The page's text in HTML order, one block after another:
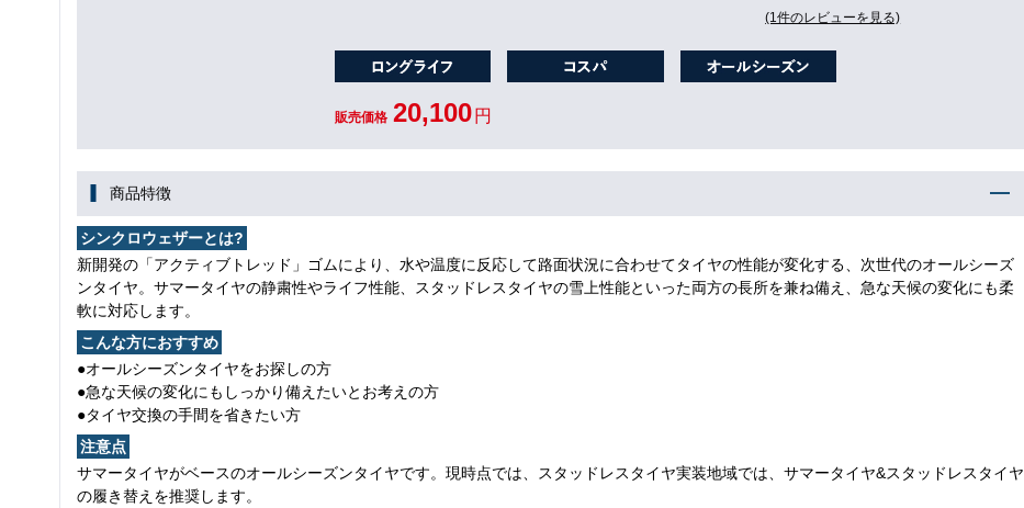
(1件のレビューを見る)
販売価格 20,100 円
商品特徴
シンクロウェザーとは?
新開発の「アクティブトレッド」ゴムにより、水や温度に反応して路面状況に合わせてタイヤの性能が変化する、次世代のオールシーズ
ンタイヤ。サマータイヤの静粛性やライフ性能、スタッドレスタイヤの雪上性能といった両方の長所を兼ね備え、急な天候の変化にも柔
軟に対応します。
こんな方におすすめ
●オールシーズンタイヤをお探しの方
●急な天候の変化にもしっかり備えたいとお考えの方
●タイヤ交換の手間を省きたい方
注意点
サマータイヤがベースのオールシーズンタイヤです。現時点では、スタッドレスタイヤ実装地域では、サマータイヤ&スタッドレスタイヤ
の履き替えを推奨します。